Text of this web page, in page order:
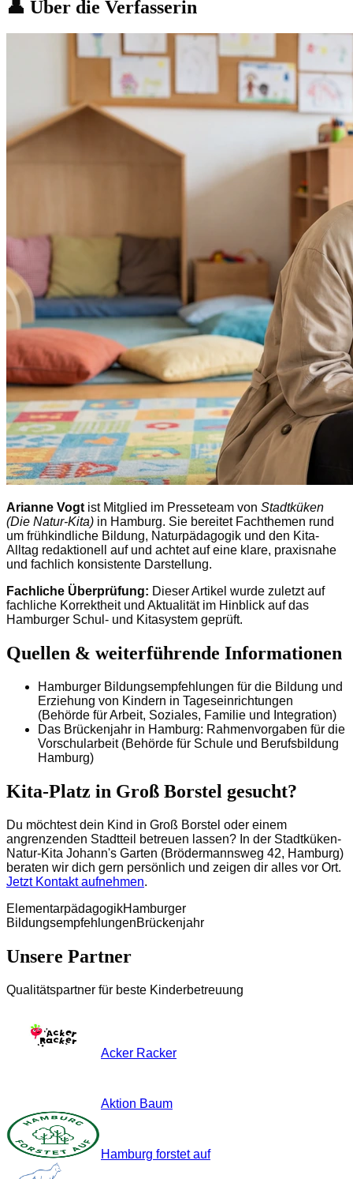
👤 Über die Verfasserin
Arianne Vogtist Mitglied im Presseteam von Stadtküken
(Die Natur-Kita) in Hamburg. Sie bereitet Fachthemen rund
um frühkindliche Bildung, Naturpädagogik und den Kita-
Alltag redaktionell auf und achtet auf eine klare, praxisnahe
und fachlich konsistente Darstellung.
Fachliche Überprüfung: Dieser Artikel wurde zuletzt auf
fachliche Korrektheit und Aktualität im Hinblick auf das
Hamburger Schul- und Kitasystem geprüft.
Quellen & weiterführende Informationen
Hamburger Bildungsempfehlungen für die Bildung und
Erziehung von Kindern in Tageseinrichtungen
(Behörde für Arbeit, Soziales, Familie und Integration)
Das Brückenjahr in Hamburg: Rahmenvorgaben für die
Vorschularbeit (Behörde für Schule und Berufsbildung
Hamburg)
Kita-Platz in Groß Borstel gesucht?
Du möchtest dein Kind in Groß Borstel oder einem
angrenzenden Stadtteil betreuen lassen? In der Stadtküken-
Natur-Kita Johann's Garten (Brödermannsweg 42, Hamburg)
beraten wir dich gern persönlich und zeigen dir alles vor Ort.
Jetzt Kontakt aufnehmen.
ElementarpädagogikHamburger
BildungsempfehlungenBrückenjahr
Unsere Partner
Qualitätspartner für beste Kinderbetreuung
Acker Racker
Aktion Baum
Hamburg forstet auf